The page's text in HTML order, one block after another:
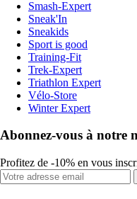
Smash-Expert
Sneak'In
Sneakids
Sport is good
Training-Fit
Trek-Expert
Triathlon Expert
Vélo-Store
Winter Expert
Abonnez-vous à notre
Profitez de -10% en vous